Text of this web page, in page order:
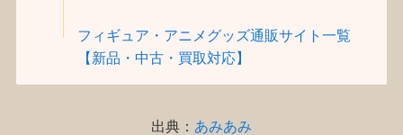
フィギュア・アニメグッズ通販サイト一覧
【新品・中古・買取対応】
出典： あみあみ